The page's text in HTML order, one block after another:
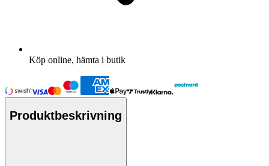
Köp online, hämta i butik
Produktbeskrivning